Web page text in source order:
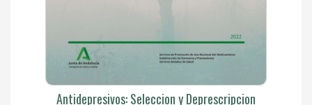
Antidepresivos: Seleccion y Deprescripcion